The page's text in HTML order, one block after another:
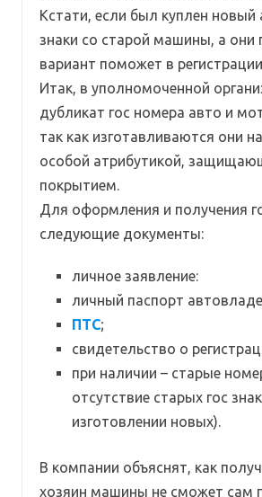
Кстати, если был куплен новый
знаки со старой машины, а они
вариант поможет в
Итак, в уполномоченной
дубликат гос номера авто и
так как изготавливаются они
особой атрибутикой,
покрытием.
Для оформления и получения
следующие документы:
личное заявление:
личный паспорт
ПТС;
свидетельство о
при наличии – старые
отсутствие старых гос
изготовлении новых).
В компании объяснят, как
хозяин машины не сможет сам